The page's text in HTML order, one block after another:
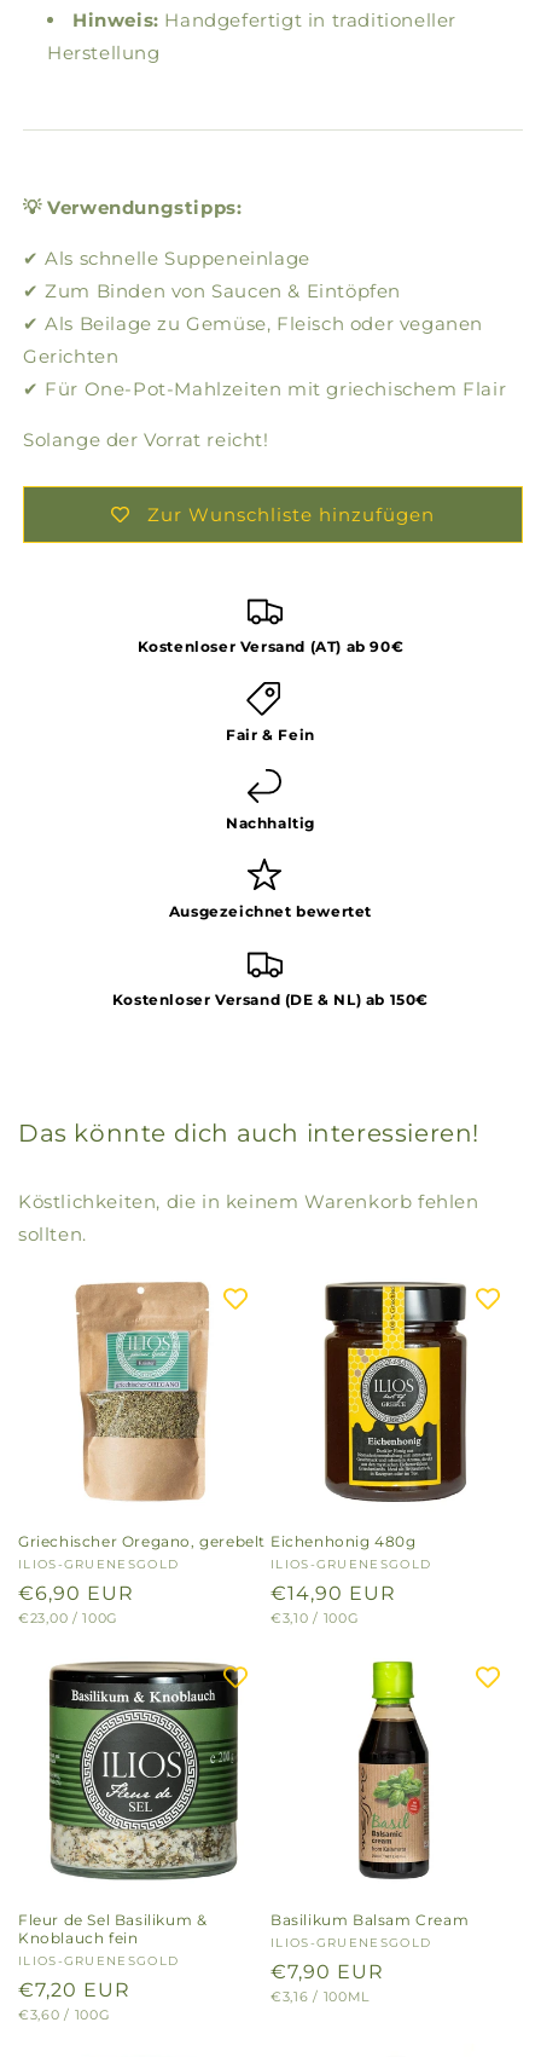
Hinweis: Handgefertigt in traditioneller
Herstellung
💡 Verwendungstipps:
✔ Als schnelle Suppeneinlage
✔ Zum Binden von Saucen & Eintöpfen
✔ Als Beilage zu Gemüse, Fleisch oder veganen
Gerichten
✔ Für One-Pot-Mahlzeiten mit griechischem Flair
Solange der Vorrat reicht!
Zur Wunschliste hinzufügen
Kostenloser Versand (AT) ab 90€
Fair & Fein
Nachhaltig
Ausgezeichnet bewertet
Kostenloser Versand (DE & NL) ab 150€
Das könnte dich auch interessieren!
Köstlichkeiten, die in keinem Warenkorb fehlen
sollten.
Griechischer Oregano, gerebelt
Anbieter:
ILIOS-GRUENESGOLD
Normaler
Preis
€6,90 EUR
GRUNDPREIS
€23,00 / PRO
100G
Eichenhonig 480g
Anbieter:
ILIOS-GRUENESGOLD
Normaler
Preis
€14,90 EUR
GRUNDPREIS
€3,10 / PRO
100G
Fleur de Sel Basilikum &
Knoblauch fein
Anbieter:
ILIOS-GRUENESGOLD
Normaler
Preis
€7,20 EUR
GRUNDPREIS
€3,60 / PRO
100G
Basilikum Balsam Cream
Anbieter:
ILIOS-GRUENESGOLD
Normaler
Preis
€7,90 EUR
GRUNDPREIS
€3,16 / PRO
100ML